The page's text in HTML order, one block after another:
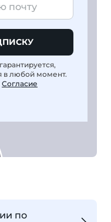
в любой момент.
Согласие
по